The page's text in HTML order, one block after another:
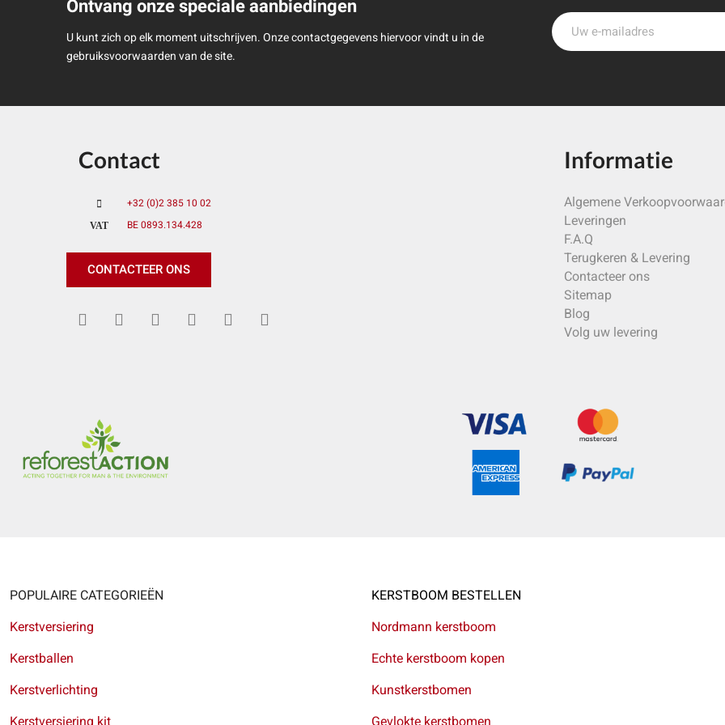
Ontvang onze speciale aanbiedingen
U kunt zich op elk moment uitschrijven. Onze contactgegevens hiervoor vindt u in de
gebruiksvoorwaarden van de site.
Contact
+32 (0)2 385 10 02
VAT
BE 0893.134.428
CONTACTEER ONS
Informatie
Algemene
Leveringen
F.A.Q
Terugkeren & Levering
Contacteer ons
Sitemap
Blog
Volg uw levering
POPULAIRE CATEGORIEËN
Kerstversiering
Kerstballen
Kerstverlichting
Kerstversiering kit
KERSTBOOM BESTELLEN
Nordmann kerstboom
Echte kerstboom kopen
Kunstkerstbomen
Gevlokte kerstbomen